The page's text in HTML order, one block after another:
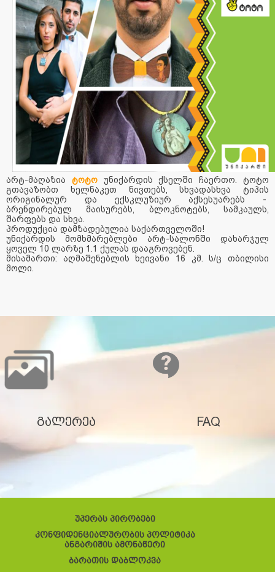
არტ-მაღაზია ტოტოუნიქარდის ქსელში ჩაერთო. ტოტო
გთავაზობთ ხელნაკეთ ნივთებს, სხვადასხვა ტიპის
ორიგინალურ და ექსკლუზიურ აქსესუარებს -
ბრენდირებულ მაისურებს, ბლოკნოტებს, სამკაულს,
შარფებს და სხვა.
პროდუქცია დამზადებულია საქართველოში!
უნიქარდის მომხმარებლები არტ-სალონში დახარჯულ
ყოველ 10 ლარზე 1.1 ქულას დააგროვებენ.
მისამართი: აღმაშენებლის ხეივანი 16 კმ. ს/ც თბილისი
მოლი.
გალერეა FAQ
უპერას პირობები
კონფიდენციალურობის პოლიტიკა
ანგარიშის ამონაწერი
ბარათის დაბლოკვა